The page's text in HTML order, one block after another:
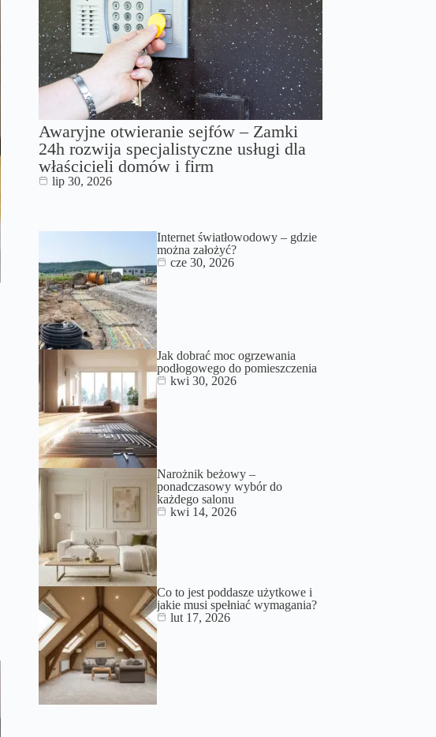
Awaryjne otwieranie sejfów – Zamki
24h rozwija specjalistyczne usługi dla
właścicieli domów i firm
lip 30, 2026
Internet światłowodowy – gdzie
można założyć?
cze 30, 2026
Jak dobrać moc ogrzewania
podłogowego do pomieszczenia
kwi 30, 2026
Narożnik beżowy –
ponadczasowy wybór do
każdego salonu
kwi 14, 2026
Co to jest poddasze użytkowe i
jakie musi spełniać wymagania?
lut 17, 2026